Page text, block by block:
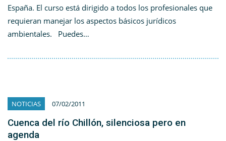
España. El curso está dirigido a todos los profesionales que
requieran manejar los aspectos básicos jurídicos
ambientales. Puedes…
NOTICIAS 07/02/2011
Cuenca del río Chillón, silenciosa pero en
agenda